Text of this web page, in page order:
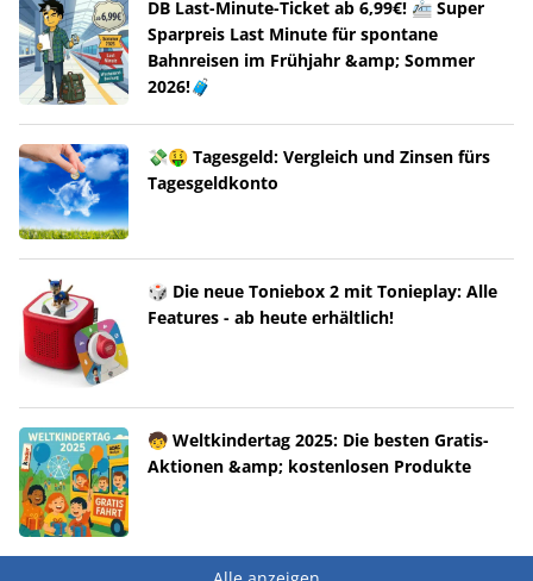
DB Last-Minute-Ticket ab 6,99€! 🚈 Super
Sparpreis Last Minute für spontane
Bahnreisen im Frühjahr &amp; Sommer
2026!🧳
💸🤑 Tagesgeld: Vergleich und Zinsen fürs
Tagesgeldkonto
🎲 Die neue Toniebox 2 mit Tonieplay: Alle
Features - ab heute erhältlich!
🧒 Weltkindertag 2025: Die besten Gratis-
Aktionen &amp; kostenlosen Produkte